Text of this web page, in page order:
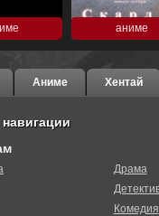
аниме
Аниме Хентай
Драма
Комедия